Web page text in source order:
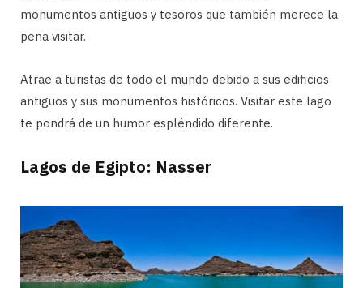
monumentos antiguos y tesoros que también merece la
pena visitar.
Atrae a turistas de todo el mundo debido a sus edificios
antiguos y sus monumentos históricos. Visitar este lago
te pondrá de un humor espléndido diferente.
Lagos de Egipto: Nasser